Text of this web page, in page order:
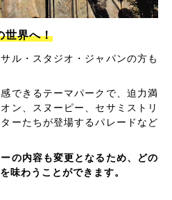
世界へ！
ル・スタジオ・ジャパンの方も
できるテーマパークで、迫力満
ン、スヌーピー、セサミストリ
ーたちが登場するパレードなど
の内容も変更となるため、どの
味わうことができます。